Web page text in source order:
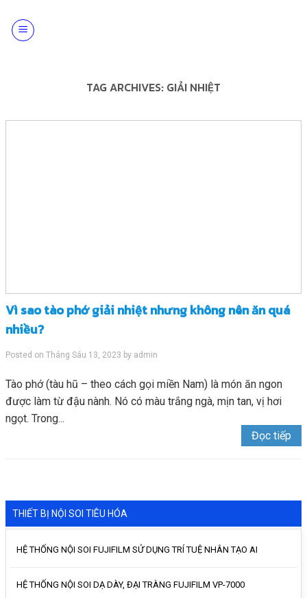
content
TAG ARCHIVES: GIẢI NHIỆT
THIẾT BỊ NỘI SOI TIÊU HÓA
HỆ THỐNG NỘI SOI FUJIFILM SỬ DỤNG TRÍ TUỆ NHÂN TẠO AI
HỆ THỐNG NỘI SOI DẠ DÀY, ĐẠI TRÀNG FUJIFILM VP-7000
Vì sao tào phớ giải nhiệt nhưng không nên ăn quá
nhiều?
Posted on Tháng Sáu 13, 2023 by admin
Tào phớ (tàu hũ – theo cách gọi miền Nam) là món ăn ngon
được làm từ đậu nành. Nó có màu trắng ngà, mịn tan, vị hơi
ngọt. Trong...
Đọc tiếp